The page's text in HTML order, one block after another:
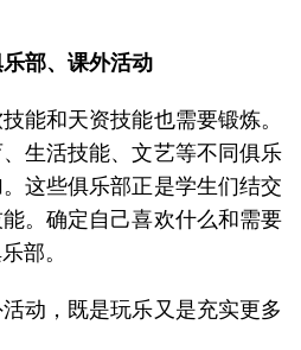
部、课外活动
能和天资技能也需要锻炼。
生活技能、文艺等不同俱乐
这些俱乐部正是学生们结交
。确定自己喜欢什么和需要
部。
动，既是玩乐又是充实更多